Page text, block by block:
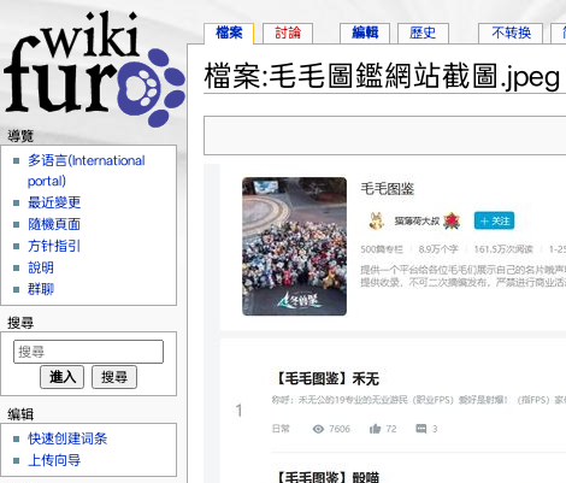
檔案:毛毛圖鑑網站截圖.jpeg
檔案 討論 編輯 歷史 不转换
導覽
多语言(International
portal)
最近變更
隨機頁面
方针指引
說明
群聊
搜尋
编辑
快速创建词条
上传向导